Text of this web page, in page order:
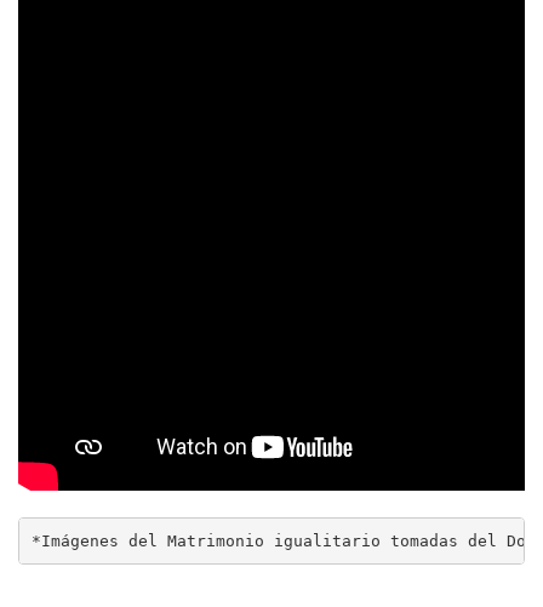
*Imágenes del Matrimonio igualitario tomadas del